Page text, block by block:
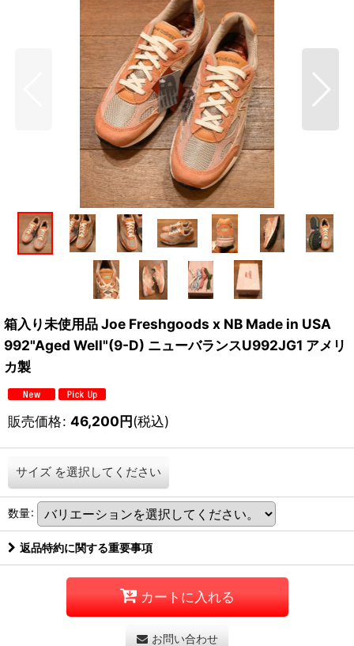
箱入り未使用品 Joe Freshgoods x NB Made in USA
992"Aged Well"(9-D) ニューバランスU992JG1 アメリ
カ製
販売価格: 46,200円(税込)
サイズ を選択してください
数量:
返品特約に関する重要事項
カートに入れる
お問い合わせ